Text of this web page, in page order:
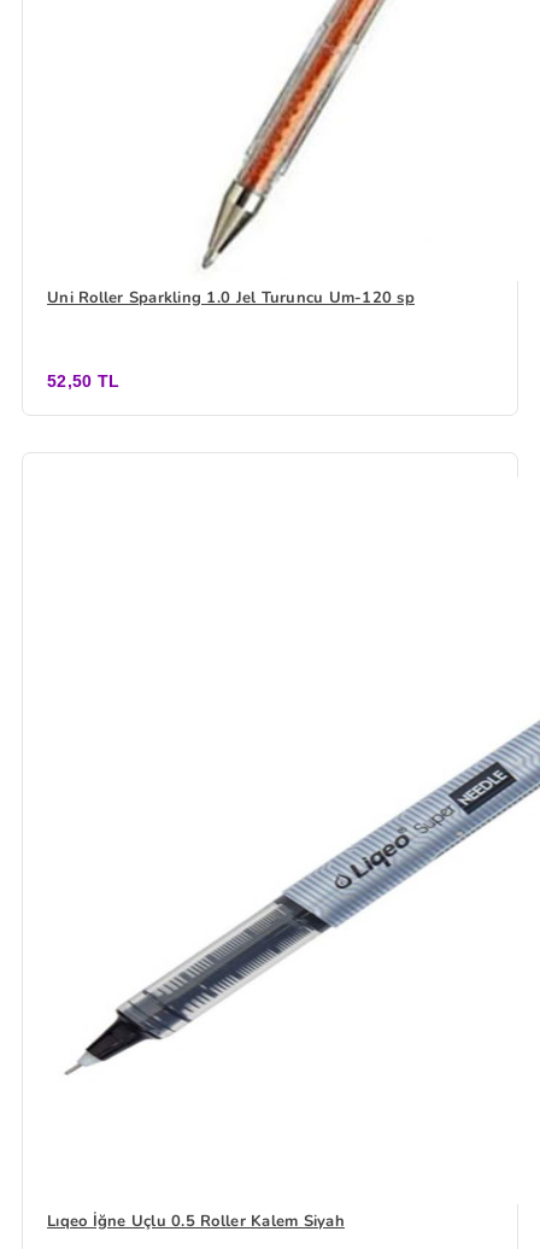
Uni Roller Sparkling 1.0 Jel Turuncu Um-120 sp
52,50 TL
Lıqeo İğne Uçlu 0.5 Roller Kalem Siyah